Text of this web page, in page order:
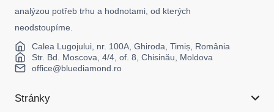
analýzou potřeb trhu a hodnotami, od kterých
neodstoupíme.
Calea Lugojului, nr. 100A, Ghiroda, Timiș, România
Str. Bd. Moscova, 4/4, of. 8, Chisinău, Moldova
office@bluediamond.ro
Stránky